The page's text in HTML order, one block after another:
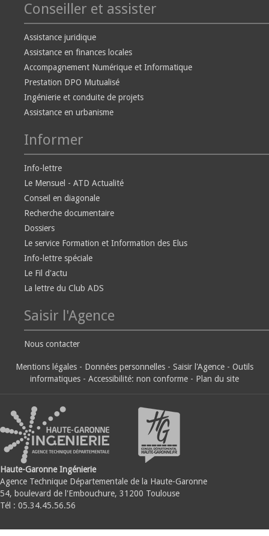
Conseiller et assister
Assistance juridique
Assistance en finances locales
Accompagnement Numérique et Informatique
Prestation DPO Mutualisé
Ingénierie et conduite de projets
Assistance en urbanisme
Informer
Info-lettre
Le Mensuel - ATD Actualité
Conseil en diagonale
Recherche documentaire
Dossiers
Le service Formation et Information des Elus
Info-lettre spéciale
Le Fil d'actu
La lettre du Club ADS
Saisir l'Agence
Nous contacter
Mentions légales - Données personnelles - Saisir l'Agence - Outils
informatiques - Accessibilité: non conforme - Plan du site
Haute-Garonne Ingénierie
Agence Technique Départementale de la Haute-Garonne
54, boulevard de l'Embouchure, 31200 Toulouse
Tél : 05.34.45.56.56